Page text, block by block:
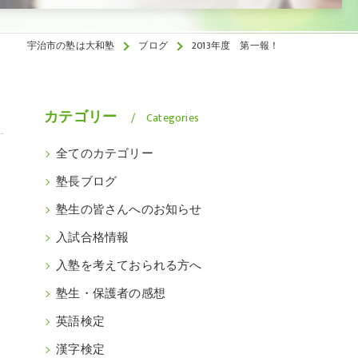
宇治市の塾は大和塾 ブログ 2013年度 第一報！
カテゴリー Categories
全てのカテゴリー
塾長ブログ
塾生の皆さんへのお知らせ
入試合格情報
入塾を考えておられる方へ
塾生・保護者の感想
英語検定
漢字検定